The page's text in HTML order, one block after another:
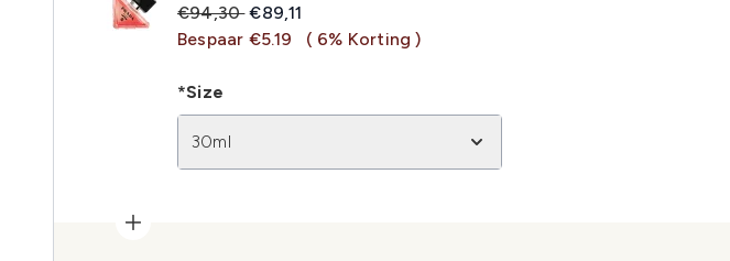
Recommended Retail Price:
€94,30Huidige prijs:
€89,11
Bespaar €5.19
( 6% Korting )
*Size
30ml